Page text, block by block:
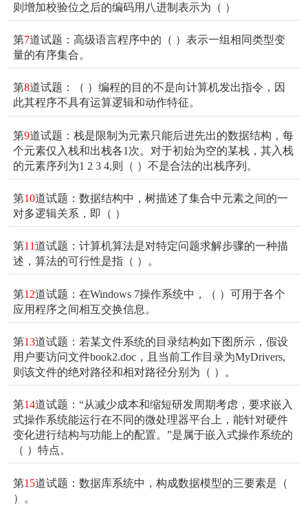
则增加校验位之后的编码用八进制表示为（ ）
第7道试题：高级语言程序中的（ ）表示一组相同类型变
量的有序集合。
第8道试题：（ ）编程的目的不是向计算机发出指令，因
此其程序不具有运算逻辑和动作特征。
第9道试题：栈是限制为元素只能后进先出的数据结构，每
个元素仅入栈和出栈各1次。对于初始为空的某栈，其入栈
的元素序列为1 2 3 4,则（ ）不是合法的出栈序列。
第10道试题：数据结构中，树描述了集合中元素之间的一
对多逻辑关系，即（ ）
第11道试题：计算机算法是对特定问题求解步骤的一种描
述，算法的可行性是指（ ）。
第12道试题：在Windows 7操作系统中，（ ）可用于各个
应用程序之间相互交换信息。
第13道试题：若某文件系统的目录结构如下图所示，假设
用户要访问文件book2.doc，且当前工作目录为MyDrivers,
则该文件的绝对路径和相对路径分别为（ ）。
第14道试题：“从减少成本和缩短研发周期考虑，要求嵌入
式操作系统能运行在不同的微处理器平台上，能针对硬件
变化进行结构与功能上的配置。”是属于嵌入式操作系统的
（ ）特点。
第15道试题：数据库系统中，构成数据模型的三要素是（
）。